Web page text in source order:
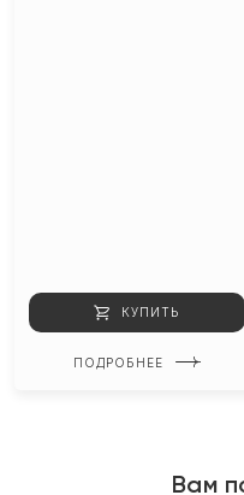
КУПИТЬ
ПОДРОБНЕЕ
Вам